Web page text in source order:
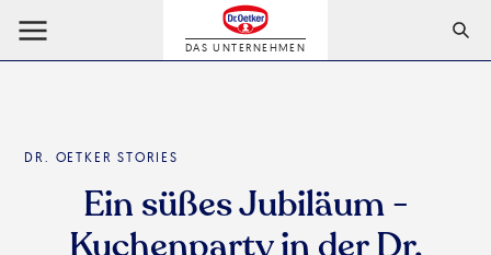
DAS UNTERNEHMEN
DR. OETKER STORIES
Ein süßes Jubiläum -